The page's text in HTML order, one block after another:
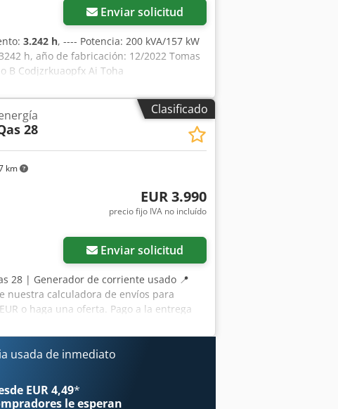
Enviar solicitud
3.242 h, ---- Potencia: 200 kVA/157 kW
h, año de fabricación: 12/2022 Tomas
B Codjzrkuaopfx Ai Toha
Clasificado
km
28
EUR 3.990
precio fijo IVA no incluído
Enviar solicitud
28 | Generador de corriente usado 📍
nuestra calculadora de envíos para
o haga una oferta. Pago a la entrega
por un experto
ℹ️ 0 problemas ⚠️ 📌 Comentario
de 40A y 16A. Se ha añadido
de funcionamiento desconocido.
la inspección completa, fotos adicionales
para buscar más detalles en
usada de inmediato
EUR 4,49*
le esperan